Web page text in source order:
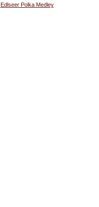
Edlseer Polka Medley